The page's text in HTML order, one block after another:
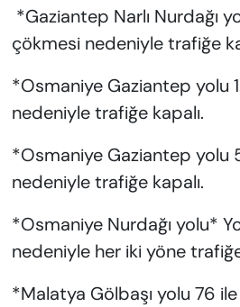
*Gaziantep Narlı Nurdağı
çökmesi nedeniyle trafiğe
*Osmaniye Gaziantep yolu
nedeniyle trafiğe kapalı.
*Osmaniye Gaziantep yolu
nedeniyle trafiğe kapalı.
*Osmaniye Nurdağı yolu*
nedeniyle her iki yöne
*Malatya Gölbaşı yolu 76 ile
VAN VE DİYARBAKIR